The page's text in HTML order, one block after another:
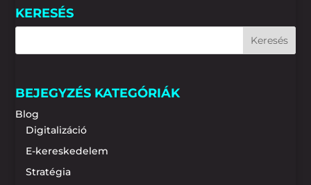
KERESÉS
BEJEGYZÉS KATEGÓRIÁK
Blog
Digitalizáció
E-kereskedelem
Stratégia